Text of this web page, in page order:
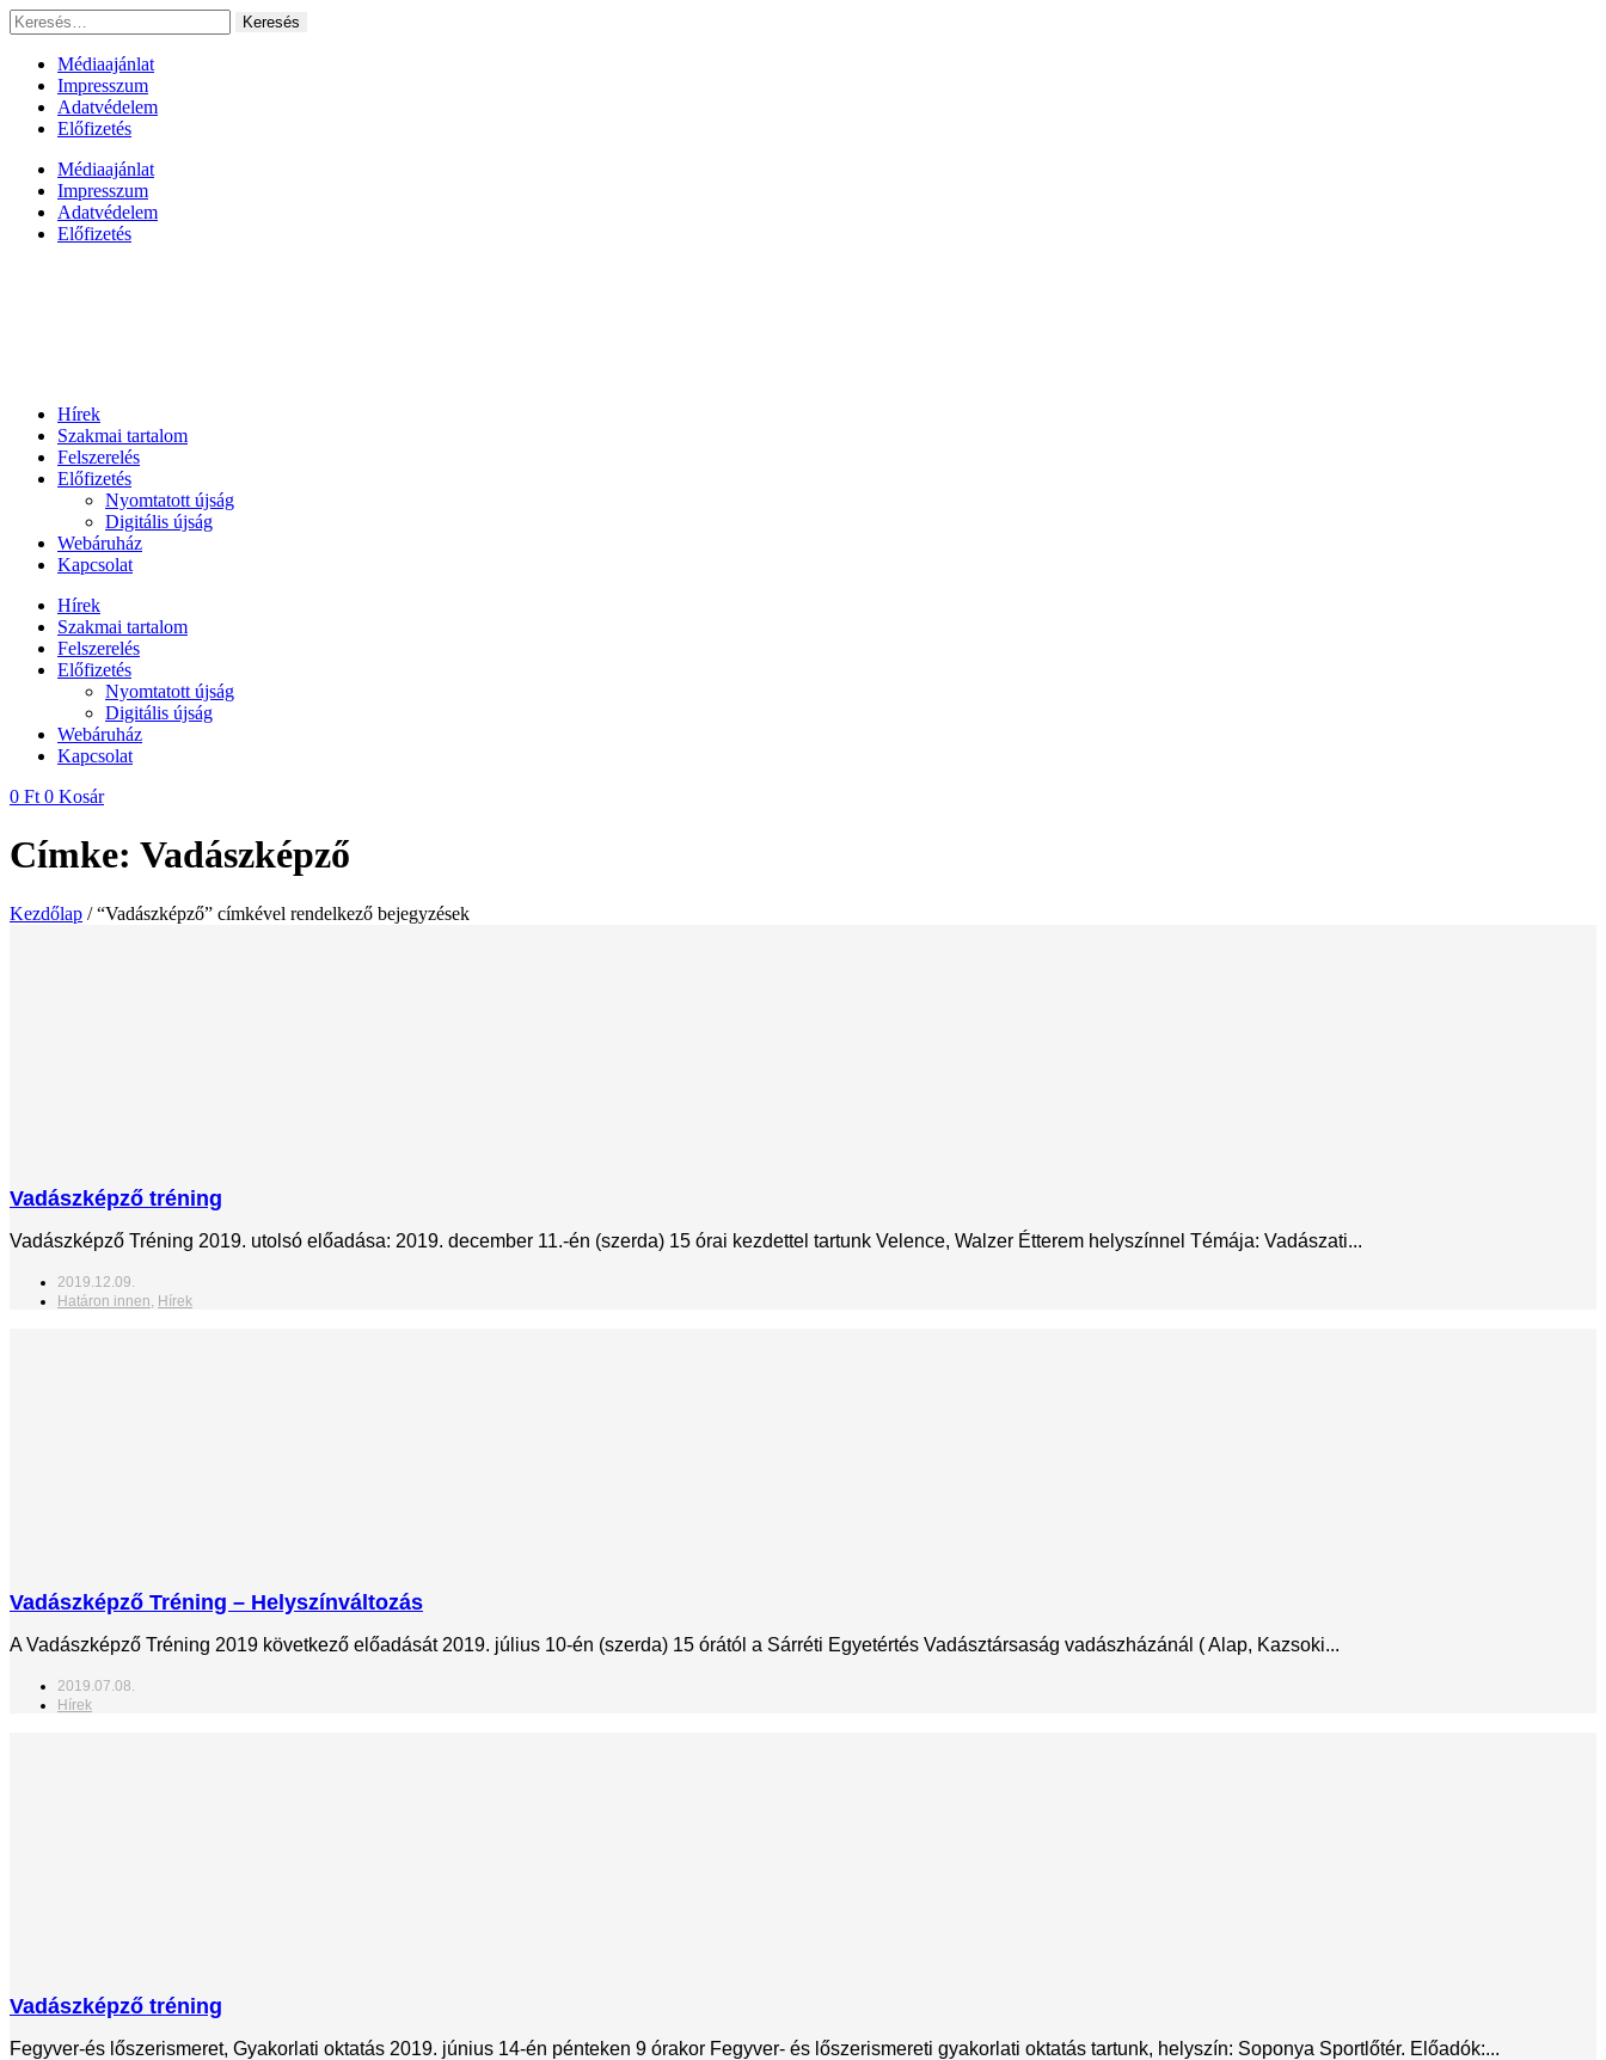
Ugrás
a
tartalomhoz
Keresés:
Médiaajánlat
Impresszum
Adatvédelem
Előfizetés
Médiaajánlat
Impresszum
Adatvédelem
Előfizetés
Hírek
Szakmai tartalom
Felszerelés
Előfizetés
Nyomtatott újság
Digitális újság
Webáruház
Kapcsolat
Hírek
Szakmai tartalom
Felszerelés
Előfizetés
Nyomtatott újság
Digitális újság
Webáruház
Kapcsolat
0 Ft 0 Kosár
Címke: Vadászképző
Kezdőlap / “Vadászképző” címkével rendelkező bejegyzések
Vadászképző tréning
Vadászképző Tréning 2019. utolsó előadása: 2019. december 11.-én (szerda) 15 órai kezdettel tartunk Velence, Walzer Étterem helyszínnel Témája: Vadászati...
2019.12.09.
Határon innen, Hírek
Vadászképző Tréning – Helyszínváltozás
A Vadászképző Tréning 2019 következő előadását 2019. július 10-én (szerda) 15 órától a Sárréti Egyetértés Vadásztársaság vadászházánál ( Alap, Kazsoki...
2019.07.08.
Hírek
Vadászképző tréning
Fegyver-és lőszerismeret, Gyakorlati oktatás 2019. június 14-én pénteken 9 órakor Fegyver- és lőszerismereti gyakorlati oktatás tartunk, helyszín: Soponya Sportlőtér. Előadók:...